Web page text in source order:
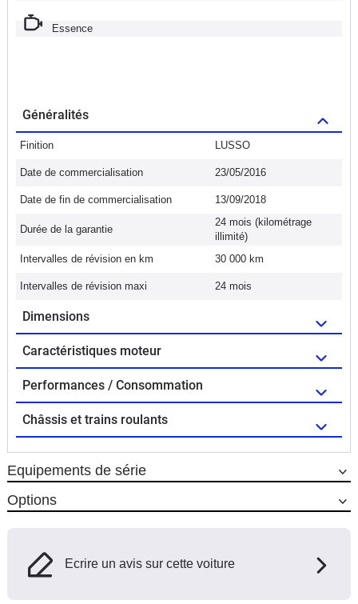
Essence
Généralités
Finition LUSSO
Date de commercialisation 23/05/2016
Date de fin de commercialisation 13/09/2018
Durée de la garantie
24 mois (kilométrage
illimité)
Intervalles de révision en km
30 000 km
Intervalles de révision maxi 24 mois
Dimensions
Caractéristiques moteur
Performances / Consommation
Châssis et trains roulants
Equipements de série
Options
Ecrire un avis sur cette voiture